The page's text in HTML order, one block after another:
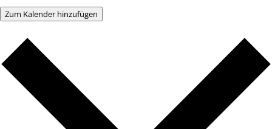
Zum Kalender hinzufügen